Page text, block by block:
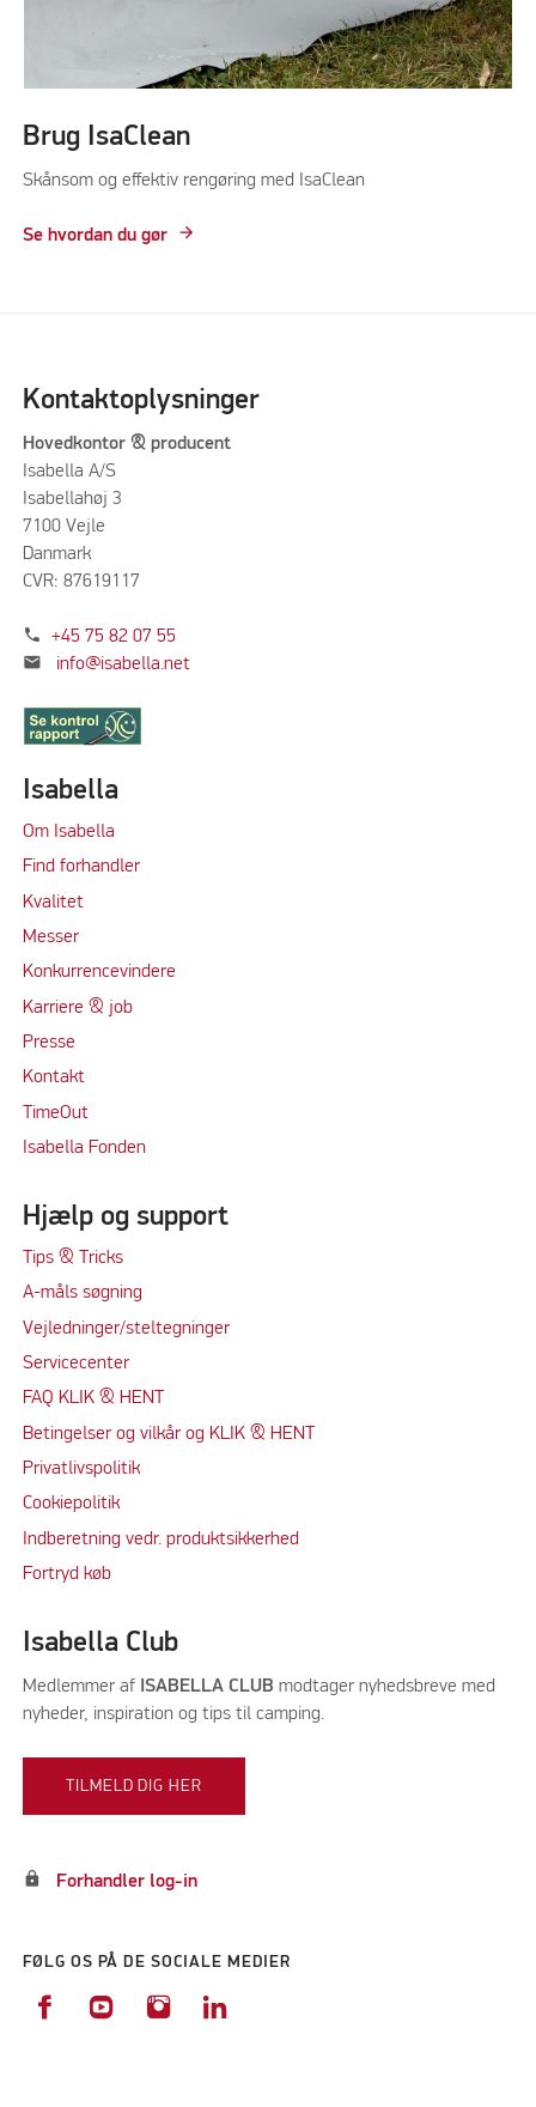
Brug IsaClean
Skånsom og effektiv rengøring med IsaClean
Se hvordan du gør
Kontaktoplysninger
Hovedkontor & producent
Isabella A/S
Isabellahøj 3
7100 Vejle
Danmark
CVR: 87619117
phone +45 75 82 07 55
mail info@isabella.net
Isabella
Om Isabella
Find forhandler
Kvalitet
Messer
Konkurrencevindere
Karriere & job
Presse
Kontakt
TimeOut
Isabella Fonden
Hjælp og support
Tips & Tricks
A-måls søgning
Vejledninger/steltegninger
Servicecenter
FAQ KLIK & HENT
Betingelser og vilkår og KLIK & HENT
Privatlivspolitik
Cookiepolitik
Indberetning vedr. produktsikkerhed
Fortryd køb
Isabella Club
Medlemmer afISABELLA CLUB modtager nyhedsbreve med
nyheder, inspiration og tips til camping.
TILMELD DIG HER
lock Forhandler log-in
FØLG OS PÅ DE SOCIALE MEDIER